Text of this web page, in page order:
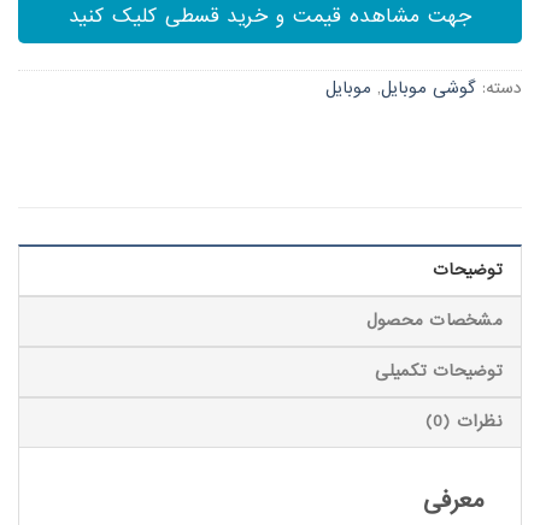
جهت مشاهده قیمت و خرید قسطی کلیک کنید
دسته: گوشی موبایل, موبایل
توضیحات
مشخصات محصول
توضیحات تکمیلی
نظرات (0)
معرفی